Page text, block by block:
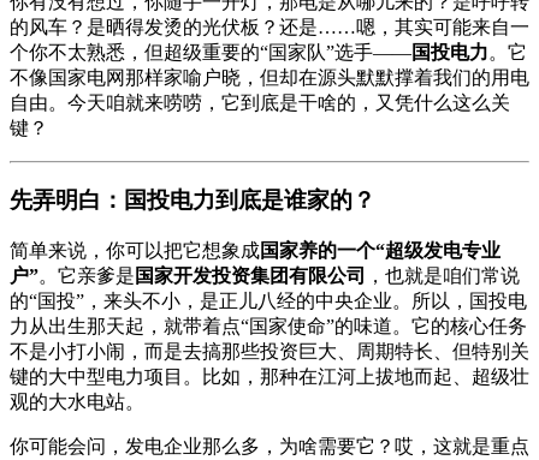
的风车？是晒得发烫的光伏板？还是……嗯，其实可能来自一
个你不太熟悉，但超级重要的“国家队”选手——国投电力。它
不像国家电网那样家喻户晓，但却在源头默默撑着我们的用电
自由。今天咱就来唠唠，它到底是干啥的，又凭什么这么关
键？
先弄明白：国投电力到底是谁家的？
简单来说，你可以把它想象成国家养的一个“超级发电专业
户”。它亲爹是 国家开发投资集团有限公司
，也就是咱们常说
的“国投”，来头不小，是正儿八经的中央企业。所以，国投电
力从出生那天起，就带着点“国家使命”的味道。它的核心任务
不是小打小闹，而是去搞那些投资巨大、周期特长、但特别关
键的大中型电力项目。比如，那种在江河上拔地而起、超级壮
观的大水电站。
你可能会问，发电企业那么多，为啥需要它？哎，这就是重点